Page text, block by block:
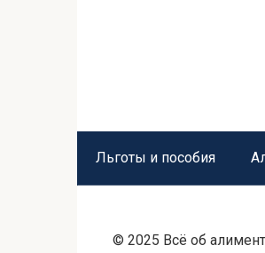
Льготы и пособия
© 2025 Всё об